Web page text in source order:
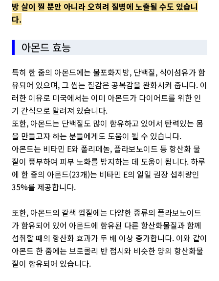
방 살이 찔 뿐만 아니라 오히려 질병에 노출될 수도 있습니
다.
아몬드 효능
특히 한 줌의 아몬드에는 불포화지방, 단백질, 식이섬유가 함
유되어 있으며, 그 씹는 질감은 공복감을 완화시켜 줍니다. 이
러한 이유로 미국에서는 이미 아몬드가 다이어트를 위한 인
기 간식으로 알려져 있습니다.
또한, 아몬드는 단백질도 많이 함유하고 있어서 탄력있는 몸
을 만들고자 하는 분들에게도 도움이 될 수 있습니다.
아몬드는 비타민 E와 폴리페놀, 플라보노이드 등 항산화 물
질이 풍부하여 피부 노화를 방지하는 데 도움이 됩니다. 하루
에 한 줌의 아몬드(23개)는 비타민 E의 일일 권장 섭취량인
35%를 제공합니다.
또한, 아몬드의 갈색 껍질에는 다양한 종류의 플라보노이드
가 함유되어 있어 아몬드에 함유된 다른 항산화물질과 함께
섭취할 때의 항산화 효과가 두 배 이상 증가합니다. 이와 같이
아몬드 한 줌에는 브로콜리 반 접시와 비슷한 양의 항산화물
질이 함유되어 있습니다.